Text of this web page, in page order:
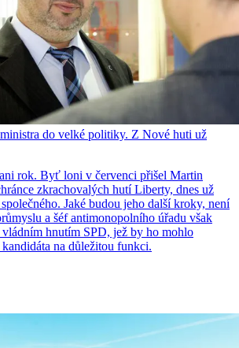
do velké politiky. Z Nové huti už
rok. Byť loni v červenci přišel Martin
zkrachovalých hutí Liberty, dnes už
Jaké budou jeho další kroky, není
a šéf antimonopolního úřadu však
vládním hnutím SPD, jež by ho mohlo
na důležitou funkci.